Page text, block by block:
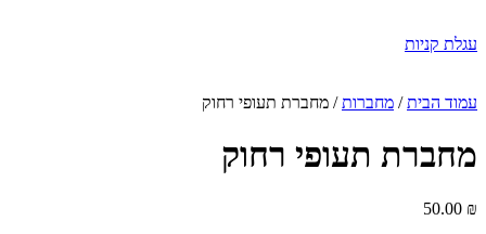
עגלת קניות
עמוד הבית/ מחברות/ מחברת תעופי רחוק
מחברת תעופי רחוק
50.00 ₪